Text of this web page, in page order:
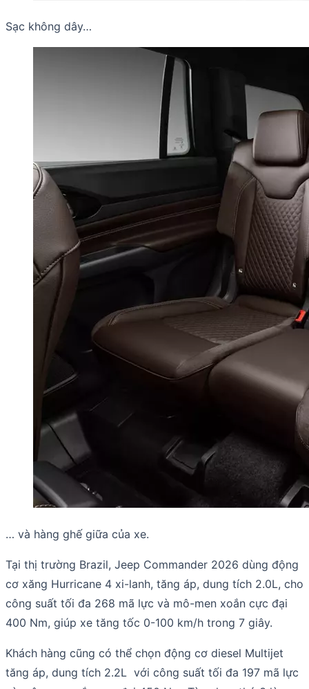
Sạc không dây…
… và hàng ghế giữa của xe.
Tại thị trường Brazil, Jeep Commander 2026 dùng động
cơ xăng Hurricane 4 xi-lanh, tăng áp, dung tích 2.0L, cho
công suất tối đa 268 mã lực và mô-men xoắn cực đại
400 Nm, giúp xe tăng tốc 0-100 km/h trong 7 giây.
Khách hàng cũng có thể chọn động cơ diesel Multijet
tăng áp, dung tích 2.2L với công suất tối đa 197 mã lực